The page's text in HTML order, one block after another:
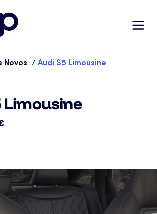
Novos / Audi S5 Limousine
Limousine